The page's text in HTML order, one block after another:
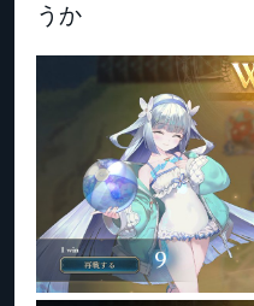
うか